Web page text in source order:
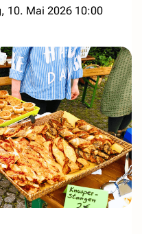
10. Mai 2026 10:00